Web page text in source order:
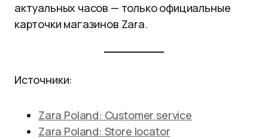
актуальных часов — только официальные
карточки магазинов Zara.
Источники:
Zara Poland: Customer service
Zara Poland: Store locator